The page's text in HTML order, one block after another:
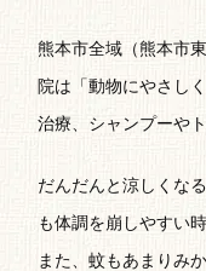
熊本市全域（熊本市
院は「動物にやさし
治療、シャンプーや
だんだんと涼しくな
も体調を崩しやすい時
また、蚊もあまりみ